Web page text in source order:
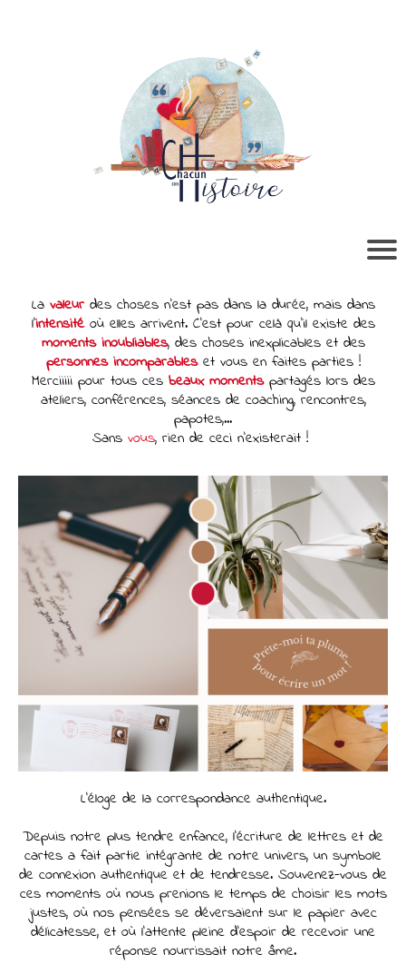
La valeurdes choses n’est pas dans la durée, mais dans
l’intensitéoù elles arrivent. C’est pour celà qu’il existe des
moments inoubliables, des choses inexplicables et des
personnes incomparableset vous en faites parties !
Merciiiii pour tous ces beaux momentspartagés lors des
ateliers, conférences, séances de coaching, rencontres,
papotes,...
Sans vous, rien de ceci n'existerait !
L'éloge de la correspondance authentique.
Depuis notre plus tendre enfance, l'écriture de lettres et de
cartes a fait partie intégrante de notre univers, un symbole
de connexion authentique et de tendresse. Souvenez-vous de
ces moments où nous prenions le temps de choisir les mots
justes, où nos pensées se déversaient sur le papier avec
délicatesse, et où l'attente pleine d'espoir de recevoir une
réponse nourrissait notre âme.